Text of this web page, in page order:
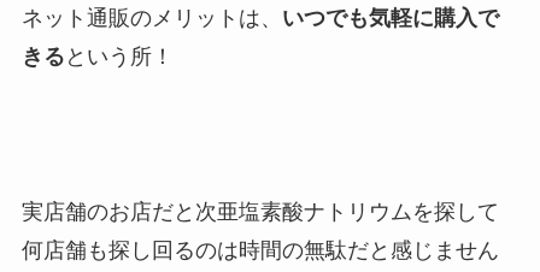
ネット通販のメリットは、 いつでも気軽に購入で
きる という所！
実店舗のお店だと次亜塩素酸ナトリウムを探して
何店舗も探し回るのは時間の無駄だと感じません